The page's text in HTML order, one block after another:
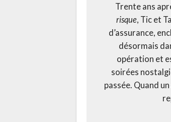
Trente ans
risque, Tic et
d’assurance,
désormais
opération et
soirées
passée. Quand